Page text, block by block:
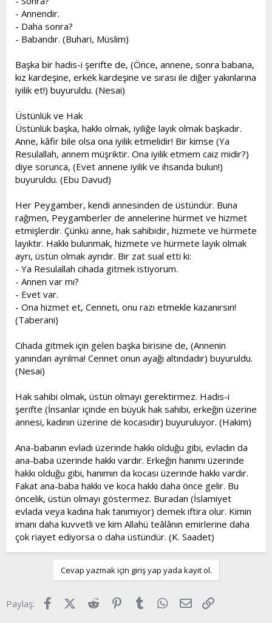
- Annendir.
- Daha sonra?
- Babandır. (Buhari, Müslim)
Başka bir hadis-i şerifte de, (Önce, annene, sonra babana,
kız kardeşine, erkek kardeşine ve sırası ile diğer yakınlarına
iyilik et!) buyuruldu. (Nesai)
Üstünlük ve Hak
Üstünlük başka, hakkı olmak, iyiliğe layık olmak başkadır.
Anne, kâfir bile olsa ona iyilik etmelidir! Bir kimse (Ya
Resulallah, annem müşriktir. Ona iyilik etmem caiz midir?)
diye sorunca, (Evet annene iyilik ve ihsanda bulun!)
buyuruldu. (Ebu Davud)
Her Peygamber, kendi annesinden de üstündür. Buna
rağmen, Peygamberler de annelerine hürmet ve hizmet
etmişlerdir. Çünkü anne, hak sahibidir, hizmete ve hürmete
layıktır. Hakkı bulunmak, hizmete ve hürmete layık olmak
ayrı, üstün olmak ayrıdır. Bir zat sual etti ki:
- Ya Resulallah cihada gitmek istiyorum.
- Annen var mı?
- Evet var.
- Ona hizmet et, Cenneti, onu razı etmekle kazanırsın!
(Taberani)
Cihada gitmek için gelen başka birisine de, (Annenin
yanından ayrılma! Cennet onun ayağı altındadır) buyuruldu.
(Nesai)
Hak sahibi olmak, üstün olmayı gerektirmez. Hadis-i
şerifte (İnsanlar içinde en büyük hak sahibi, erkeğin üzerine
annesi, kadının üzerine de kocasıdır) buyuruluyor. (Hakim)
Ana-babanın evladı üzerinde hakkı olduğu gibi, evladın da
ana-baba üzerinde hakkı vardır. Erkeğin hanımı üzerinde
hakkı olduğu gibi, hanımın da kocası üzerinde hakkı vardır.
Fakat ana-baba hakkı ve koca hakkı daha önce gelir. Bu
öncelik, üstün olmayı göstermez. Buradan (İslamiyet
evlada veya kadına hak tanımıyor) demek iftira olur. Kimin
imanı daha kuvvetli ve kim Allahü teâlânın emirlerine daha
çok riayet ediyorsa o daha üstündür. (K. Saadet)
Cevap yazmak için giriş yap yada kayıt ol.
Paylaş: FacebookX (Twitter)
Reddit Pinterest
Tumblr WhatsApp
E-posta